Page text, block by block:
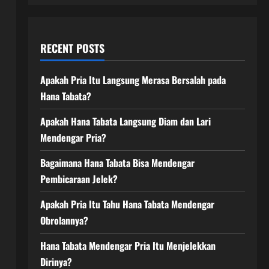
RECENT POSTS
Apakah Pria Itu Langsung Merasa Bersalah pada
Hana Tabata?
Apakah Hana Tabata Langsung Diam dan Lari
Mendengar Pria?
Bagaimana Hana Tabata Bisa Mendengar
Pembicaraan Jelek?
Apakah Pria Itu Tahu Hana Tabata Mendengar
Obrolannya?
Hana Tabata Mendengar Pria Itu Menjelekkan
Dirinya?